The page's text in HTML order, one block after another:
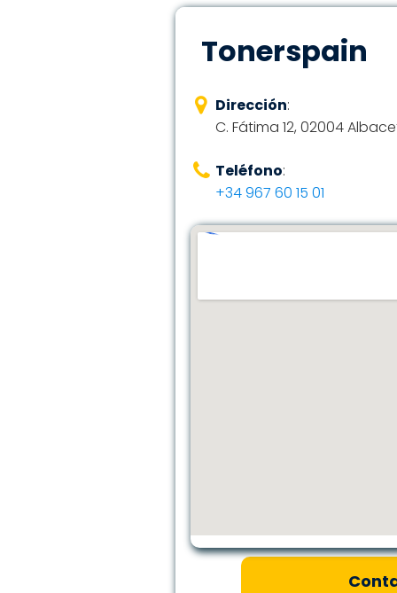
Tonerspain
Dirección:
C. Fátima 12, 02004
Teléfono:
+34 967 60 15 01